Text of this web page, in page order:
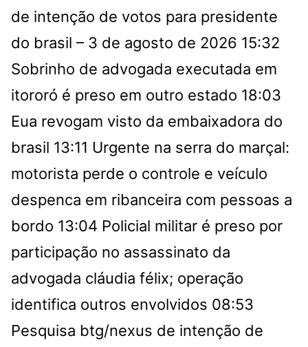
de intenção de votos para presidente
do brasil – 3 de agosto de 2026 15:32
Sobrinho de advogada executada em
itororó é preso em outro estado 18:03
Eua revogam visto da embaixadora do
brasil 13:11 Urgente na serra do marçal:
motorista perde o controle e veículo
despenca em ribanceira com pessoas a
bordo 13:04 Policial militar é preso por
participação no assassinato da
advogada cláudia félix; operação
identifica outros envolvidos 08:53
Pesquisa btg/nexus de intenção de